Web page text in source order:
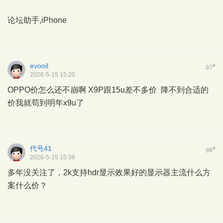
论坛助手,iPhone
97#
evooil
2026-5-15 15:20
OPPO价怎么还不崩啊 X9P跟15u差不多价 降不到合适的
价我就苟到明年x9u了
98#
代号41
2026-5-15 15:36
多年没关注了，2k支持hdr显示效果好的显示器主流什么方
案什么价？